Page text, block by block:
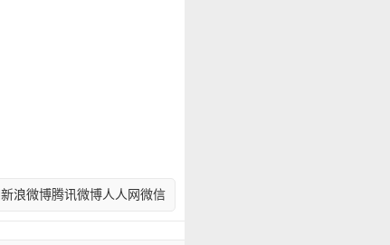
新浪微博腾讯微博人人网微信